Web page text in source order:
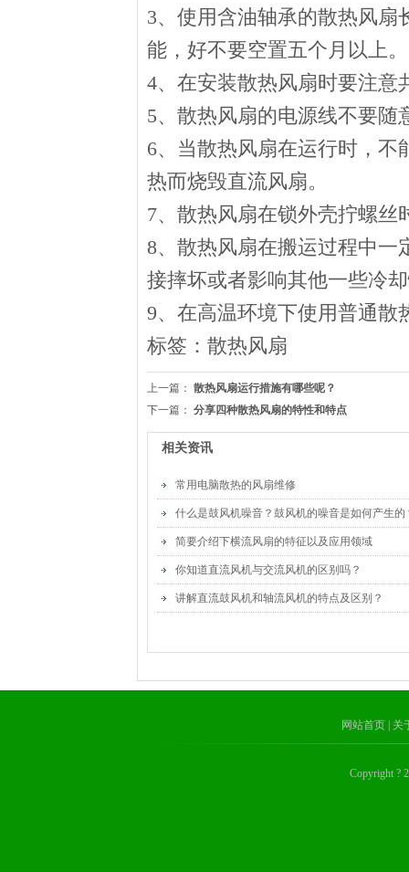
3、使用含油轴承的散热风
能，好不要空置五个月以上。
4、在安装散热风扇时要注意
5、散热风扇的电源线不要
6、当散热风扇在运行时，
热而烧毁直流风扇。
7、散热风扇在锁外壳拧螺
8、散热风扇在搬运过程中
接摔坏或者影响其他一些冷
9、在高温环境下使用普通散
标签： 散热风扇
上一篇： 散热风扇运行措施有哪些呢？
下一篇： 分享四种散热风扇的特性和特点
相关资讯
常用电脑散热的风扇维修
什么是鼓风机噪音？鼓风机的噪音是如何产生的
简要介绍下横流风扇的特征以及应用领域
你知道直流风机与交流风机的区别吗？
讲解直流鼓风机和轴流风机的特点及区别？
网站首页 |
Copyright ?